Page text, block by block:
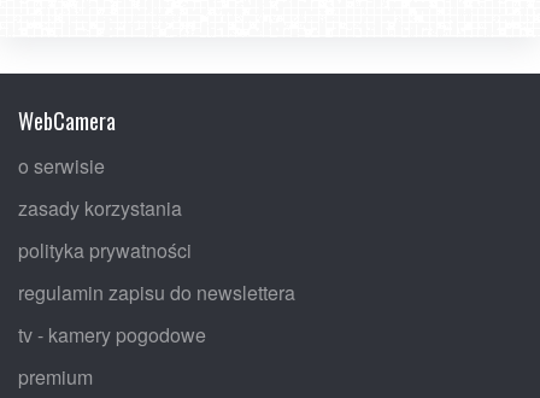
WebCamera
o serwisie
zasady korzystania
polityka prywatności
regulamin zapisu do newslettera
tv - kamery pogodowe
premium